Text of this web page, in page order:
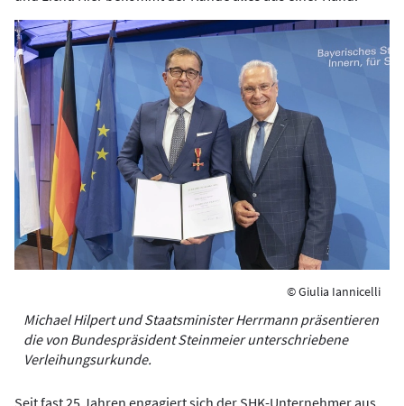
© Giulia Iannicelli
Michael Hilpert und Staatsminister Herrmann präsentieren
die von Bundespräsident Steinmeier unterschriebene
Verleihungsurkunde.